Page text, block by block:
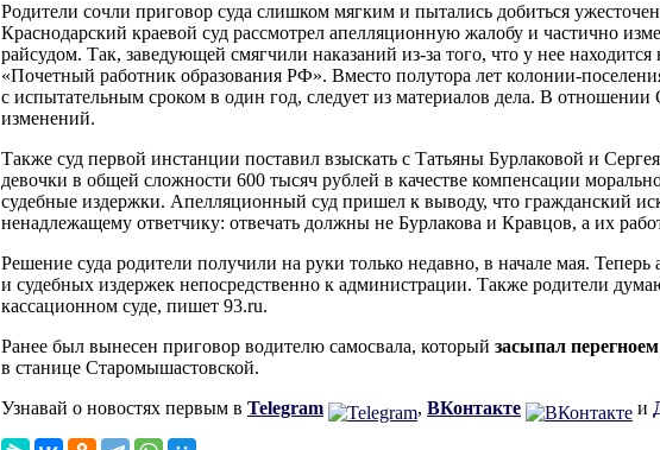
Родители сочли приговор суда слишком мягким и пытались добиться
Краснодарский краевой суд рассмотрел апелляционную жалобу и частично
райсудом. Так, заведующей смягчили наказаний из-за того, что у нее
«Почетный работник образования РФ». Вместо полутора лет колонии-
с испытательным сроком в один год, следует из материалов дела. В отношении
изменений.
Также суд первой инстанции поставил взыскать с Татьяны Бурлаковой и
девочки в общей сложности 600 тысяч рублей в качестве компенсации
судебные издержки. Апелляционный суд пришел к выводу, что гражданский
ненадлежащему ответчику: отвечать должны не Бурлакова и Кравцов, а их
Решение суда родители получили на руки только недавно, в начале мая.
и судебных издержек непосредственно к администрации. Также родители
кассационном суде, пишет 93.ru.
Ранее был вынесен приговор водителю самосвала, который засыпал
в станице Старомышастовской.
Узнавай о новостях первым в Telegram , ВКонтакте и